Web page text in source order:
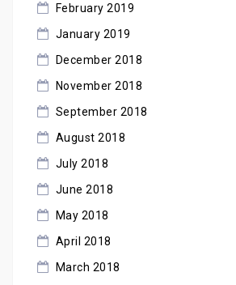
February 2019
January 2019
December 2018
November 2018
September 2018
August 2018
July 2018
June 2018
May 2018
April 2018
March 2018